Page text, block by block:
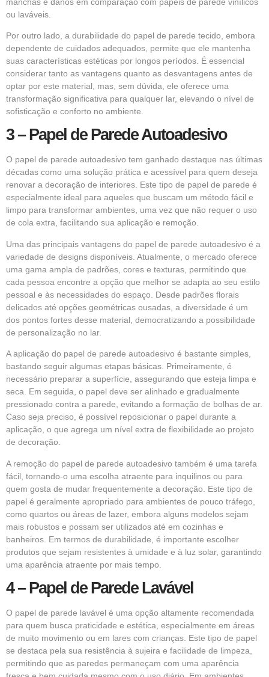
ou laváveis.
Por outro lado, a durabilidade do papel de parede tecido, embora
dependente de cuidados adequados, permite que ele mantenha
suas características estéticas por longos períodos. É essencial
considerar tanto as vantagens quanto as desvantagens antes de
optar por este material, mas, sem dúvida, ele oferece uma
transformação significativa para qualquer lar, elevando o nível de
sofisticação e conforto no ambiente.
3 – Papel de Parede Autoadesivo
O papel de parede autoadesivo tem ganhado destaque nas últimas
décadas como uma solução prática e acessível para quem deseja
renovar a decoração de interiores. Este tipo de papel de parede é
especialmente ideal para aqueles que buscam um método fácil e
limpo para transformar ambientes, uma vez que não requer o uso
de cola extra, facilitando sua aplicação e remoção.
Uma das principais vantagens do papel de parede autoadesivo é a
variedade de designs disponíveis. Atualmente, o mercado oferece
uma gama ampla de padrões, cores e texturas, permitindo que
cada pessoa encontre a opção que melhor se adapta ao seu estilo
pessoal e às necessidades do espaço. Desde padrões florais
delicados até opções geométricas ousadas, a diversidade é um
dos pontos fortes desse material, democratizando a possibilidade
de personalização no lar.
A aplicação do papel de parede autoadesivo é bastante simples,
bastando seguir algumas etapas básicas. Primeiramente, é
necessário preparar a superfície, assegurando que esteja limpa e
seca. Em seguida, o papel deve ser alinhado e gradualmente
pressionado contra a parede, evitando a formação de bolhas de ar.
Caso seja preciso, é possível reposicionar o papel durante a
aplicação, o que agrega um nível extra de flexibilidade ao projeto
de decoração.
A remoção do papel de parede autoadesivo também é uma tarefa
fácil, tornando-o uma escolha atraente para inquilinos ou para
quem gosta de mudar frequentemente a decoração. Este tipo de
papel é geralmente apropriado para ambientes de pouco tráfego,
como quartos ou áreas de lazer, embora alguns modelos sejam
mais robustos e possam ser utilizados até em cozinhas e
banheiros. Em termos de durabilidade, é importante escolher
produtos que sejam resistentes à umidade e à luz solar, garantindo
uma aparência atraente por mais tempo.
4 – Papel de Parede Lavável
O papel de parede lavável é uma opção altamente recomendada
para quem busca praticidade e estética, especialmente em áreas
de muito movimento ou em lares com crianças. Este tipo de papel
se destaca pela sua resistência à sujeira e facilidade de limpeza,
permitindo que as paredes permaneçam com uma aparência